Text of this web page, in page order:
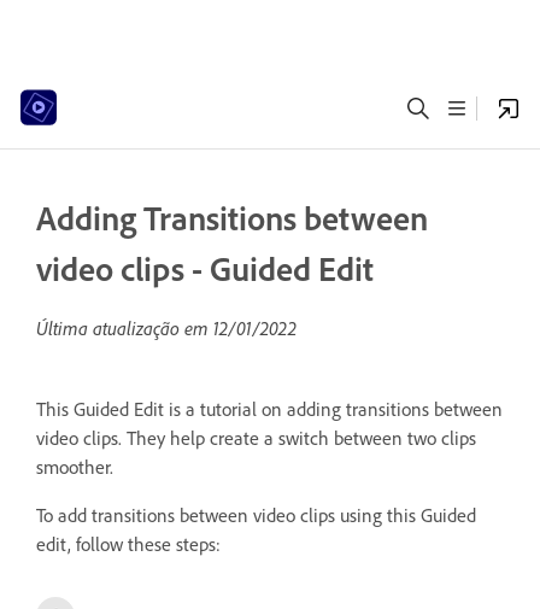
Adding Transitions between
video clips - Guided Edit
Última atualização em 12/01/2022
This Guided Edit is a tutorial on adding transitions between
video clips. They help create a switch between two clips
smoother.
To add transitions between video clips using this Guided
edit, follow these steps: